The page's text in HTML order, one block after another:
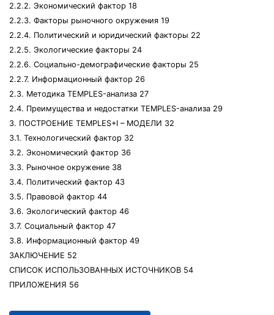
2.2.2. Экономический фактор 18
2.2.3. Факторы рыночного окружения 19
2.2.4. Политический и юридический факторы 22
2.2.5. Экологические факторы 24
2.2.6. Социально-демографические факторы 25
2.2.7. Информационный фактор 26
2.3. Методика TEMPLES-анализа 27
2.4. Преимущества и недостатки TEMPLES-анализа 29
3. ПОСТРОЕНИЕ TEMPLES+I – МОДЕЛИ 32
3.1. Технологический фактор 32
3.2. Экономический фактор 36
3.3. Рыночное окружение 38
3.4. Политический фактор 43
3.5. Правовой фактор 44
3.6. Экологический фактор 46
3.7. Социальный фактор 47
3.8. Информационный фактор 49
ЗАКЛЮЧЕНИЕ 52
СПИСОК ИСПОЛЬЗОВАННЫХ ИСТОЧНИКОВ 54
ПРИЛОЖЕНИЯ 56